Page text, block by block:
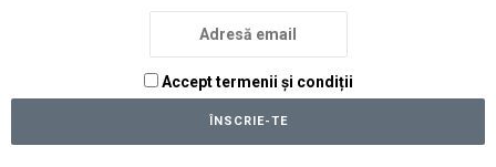
Accept termenii și condiții